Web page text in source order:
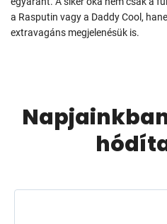
a Rasputin vagy a Daddy Cool,
extravagáns megjelenésük is.